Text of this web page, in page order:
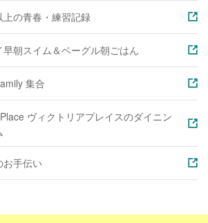
上の青春・練習記録
早朝スイム＆ベーグル朝ごはん
集合
ヴィクトリアプレイスのダイニン
お手伝い